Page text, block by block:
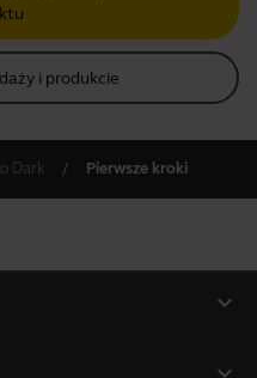
i produkcie
Dark Pierwsze kroki
expand_more